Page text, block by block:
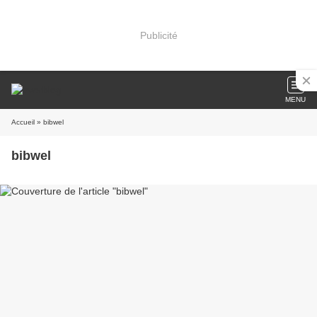
Publicité
MENU
Accueil » bibwel
bibwel